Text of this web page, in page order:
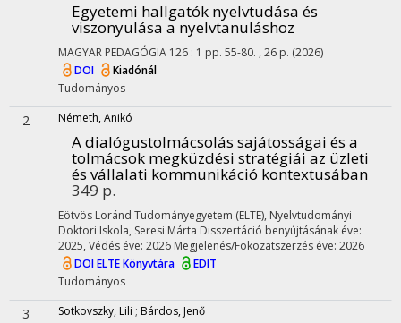
Egyetemi hallgatók nyelvtudása és
viszonyulása a nyelvtanuláshoz
MAGYAR PEDAGÓGIA 126 : 1 pp. 55-80. , 26 p. (2026)
DOI
Kiadónál
Tudományos
2 Németh, Anikó
A dialógustolmácsolás sajátosságai és a
tolmácsok megküzdési stratégiái az üzleti
és vállalati kommunikáció kontextusában
349 p.
Eötvös Loránd Tudományegyetem (ELTE), Nyelvtudományi
Doktori Iskola, Seresi Márta Disszertáció benyújtásának éve:
2025, Védés éve: 2026 Megjelenés/Fokozatszerzés éve: 2026
DOIELTE Könyvtára
EDIT
Tudományos
3 Sotkovszky, Lili ; Bárdos, Jenő